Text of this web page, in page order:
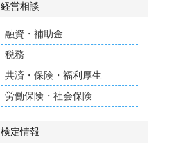
経営相談
融資・補助金
税務
共済・保険・福利厚生
労働保険・社会保険
検定情報